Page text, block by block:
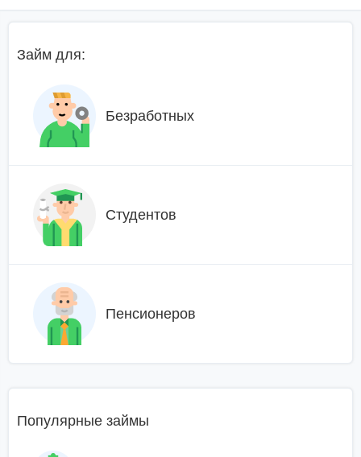
Займ для:
Безработных
Студентов
Пенсионеров
Популярные займы